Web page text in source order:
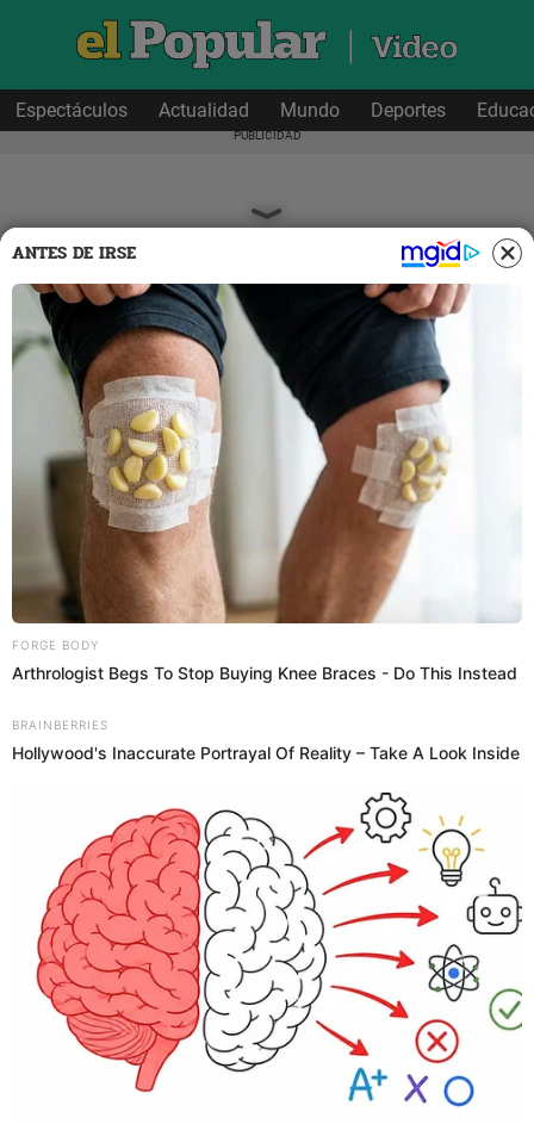
Espectáculos Actualidad Mundo Deportes
Videos
Mark Vito deja EN SHOCK tras anunciar el
Echevarría: "Se parece a mí"
revuelo al presentar de manera oficial a su nuevo "bebé" al
lado de su joven pareja, Leslie Echevarría. Lejos de tratarse
de una dulce espera real, el ahora influencer fitness
aprovechó su reciente viaje al oriente peruano para
trolearse de la peor manera a sí mismo al posar con un
tierno animalito de la región. “Al fin nació mi bebé y se
parece mucho a mí”, escribió el gringo sosteniendo
cariñosamente en su pecho a un pequeño oso perezoso.
5 de julio de 2026 Compartir:
ANTES DE IRSE